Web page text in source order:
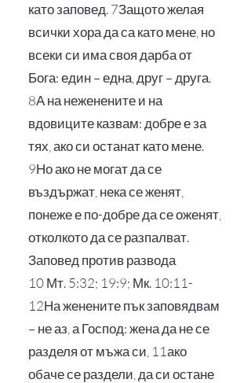
като заповед. 7Защото желая
всички хора да са като мене, но
всеки си има своя дарба от
Бога: един – една, друг – друга.
8А на неженените и на
вдовиците казвам: добре е за
тях, ако си останат като мене.
9Но ако не могат да се
въздържат, нека се женят,
понеже е по-добре да се оженят,
отколкото да се разпалват.
Заповед против развода
10 Мт. 5:32; 19:9; Мк. 10:11-
12На женените пък заповядвам
– не аз, а Господ: жена да не се
разделя от мъжа си, 11ако
обаче се раздели, да си остане